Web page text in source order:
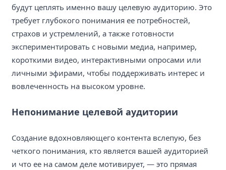
будут цеплять именно вашу целевую аудиторию. Это
требует глубокого понимания ее потребностей,
страхов и устремлений, а также готовности
экспериментировать с новыми медиа, например,
короткими видео, интерактивными опросами или
личными эфирами, чтобы поддерживать интерес и
вовлеченность на высоком уровне.
Непонимание целевой аудитории
Создание вдохновляющего контента вслепую, без
четкого понимания, кто является вашей аудиторией
и что ее на самом деле мотивирует, — это прямая